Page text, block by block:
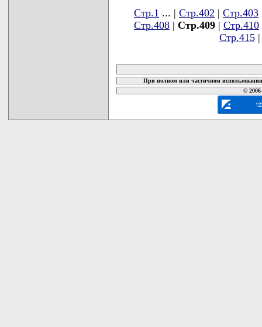
Стр.1 ... | Стр.402 | Стр.403
Стр.408 | Стр.409 | Стр.410
Стр.415
При полном или частичном
©